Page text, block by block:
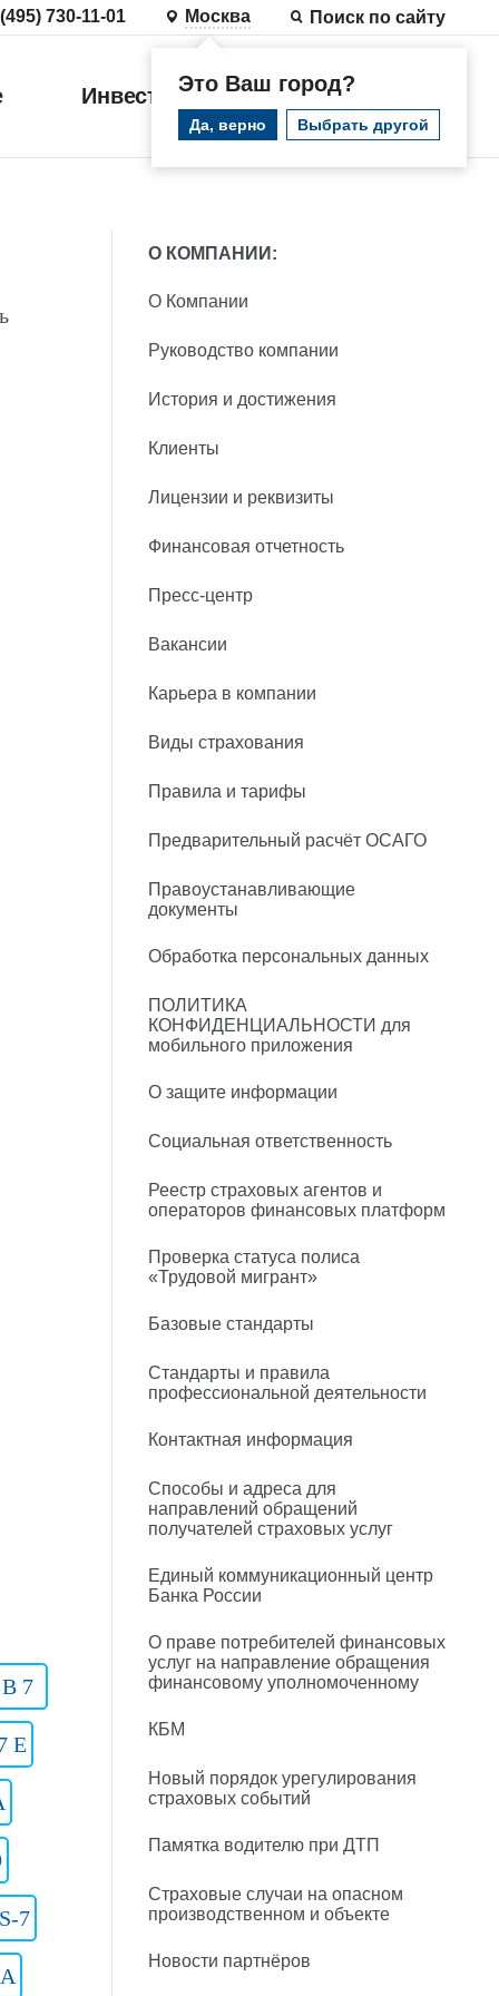
730-11-01 Москва
Это Ваш город?
Да, верно Выбрать другой
Поиск по сайту
Инвестиции
7
E
7
О КОМПАНИИ:
О Компании
Руководство компании
История и достижения
Клиенты
Лицензии и реквизиты
Финансовая отчетность
Пресс-центр
Вакансии
Карьера в компании
Виды страхования
Правила и тарифы
Предварительный расчёт ОСАГО
Правоустанавливающие
документы
Обработка персональных данных
ПОЛИТИКА
КОНФИДЕНЦИАЛЬНОСТИ для
мобильного приложения
О защите информации
Социальная ответственность
Реестр страховых агентов и
операторов финансовых платформ
Проверка статуса полиса
«Трудовой мигрант»
Базовые стандарты
Стандарты и правила
профессиональной деятельности
Контактная информация
Способы и адреса для
направлений обращений
получателей страховых услуг
Единый коммуникационный центр
Банка России
О праве потребителей финансовых
услуг на направление обращения
финансовому уполномоченному
КБМ
Новый порядок урегулирования
страховых событий
Памятка водителю при ДТП
Страховые случаи на опасном
производственном и объекте
Новости партнёров